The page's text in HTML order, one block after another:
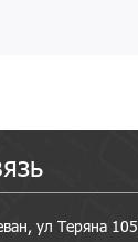
ул Теряна 105